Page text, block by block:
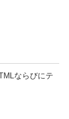
ならびにテ